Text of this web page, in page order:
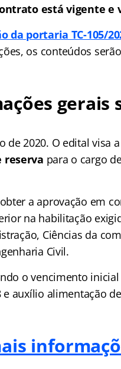
está vigente e
da portaria TC-105/
os conteúdos
gerais
de 2020. O edital visa
reserva para o cargo
a aprovação em
na habilitação
Ciências da
Civil.
o vencimento inicial
auxílio alimentação